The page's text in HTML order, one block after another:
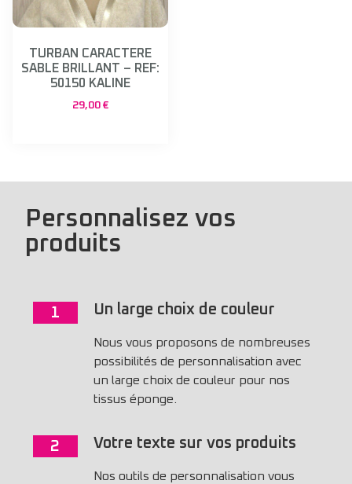
TURBAN CARACTERE
SABLE BRILLANT – REF:
50150 KALINE
29,00 €
Personnalisez vos
produits
1 Un large choix de couleur
Nous vous proposons de nombreuses
possibilités de personnalisation avec
un large choix de couleur pour nos
tissus éponge.
2 Votre texte sur vos produits
Nos outils de personnalisation vous